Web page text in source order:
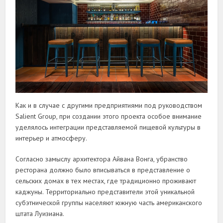
Как и в случае с другими предприятиями под руководством
Salient Group, при создании этого проекта особое внимание
уделялось интеграции представляемой пищевой культуры в
интерьер и атмосферу.
Согласно замыслу архитектора Айвана Вонга, убранство
ресторана должно было вписываться в представление о
сельских домах в тех местах, где традиционно проживают
каджуны. Территориально представители этой уникальной
субэтнической группы населяют южную часть американского
штата Луизиана.